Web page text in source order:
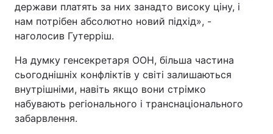
держави платять за них занадто високу ціну, і
нам потрібен абсолютно новий підхід», -
наголосив Гутерріш.
На думку генсекретаря ООН, більша частина
сьогоднішніх конфліктів у світі залишаються
внутрішніми, навіть якщо вони стрімко
набувають регіонального і транснаціонального
забарвлення.